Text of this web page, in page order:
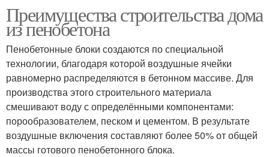
Преимущества строительства дома
из пенобетона
Пенобетонные блоки создаются по специальной
технологии, благодаря которой воздушные ячейки
равномерно распределяются в бетонном массиве. Для
производства этого строительного материала
смешивают воду с определёнными компонентами:
порообразователем, песком и цементом. В результате
воздушные включения составляют более 50% от общей
массы готового пенобетонного блока.